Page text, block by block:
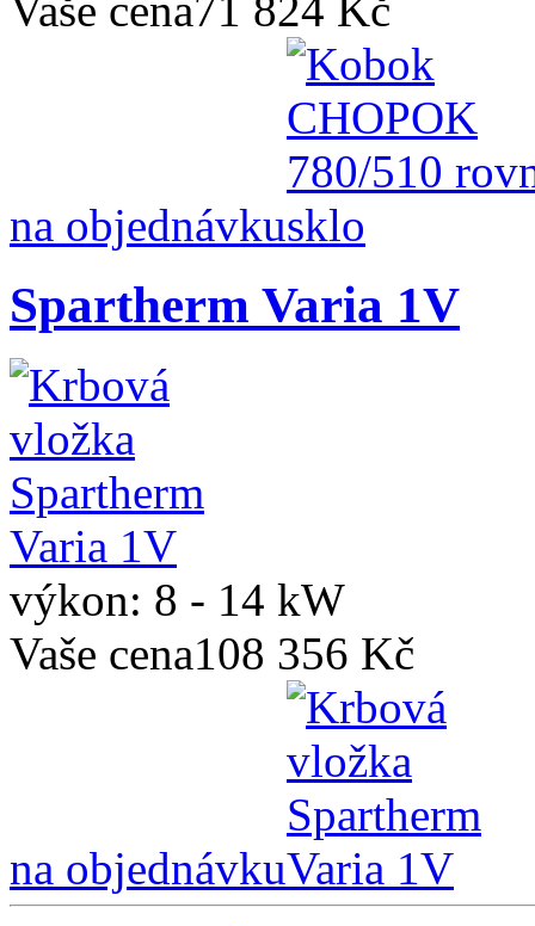
Vaše cena71 824 Kč
na objednávku
Spartherm Varia 1V
výkon: 8 - 14 kW
Vaše cena108 356 Kč
na objednávku